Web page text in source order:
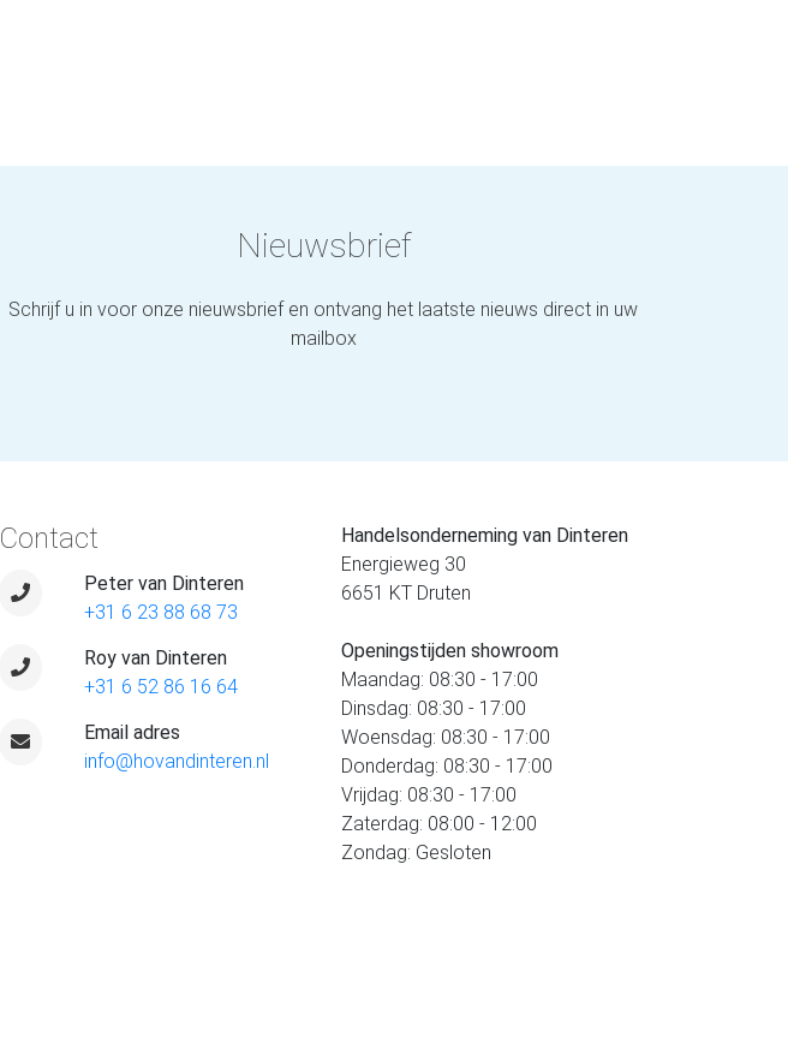
Nieuwsbrief
Schrijf u in voor onze nieuwsbrief en ontvang het laatste nieuws direct in uw
mailbox
Contact
Peter van Dinteren
+31 6 23 88 68 73
Roy van Dinteren
+31 6 52 86 16 64
Email adres
info@hovandinteren.nl
Handelsonderneming van Dinteren
Energieweg 30
6651 KT Druten
Openingstijden showroom
Maandag: 08:30 - 17:00
Dinsdag: 08:30 - 17:00
Woensdag: 08:30 - 17:00
Donderdag: 08:30 - 17:00
Vrijdag: 08:30 - 17:00
Zaterdag: 08:00 - 12:00
Zondag: Gesloten